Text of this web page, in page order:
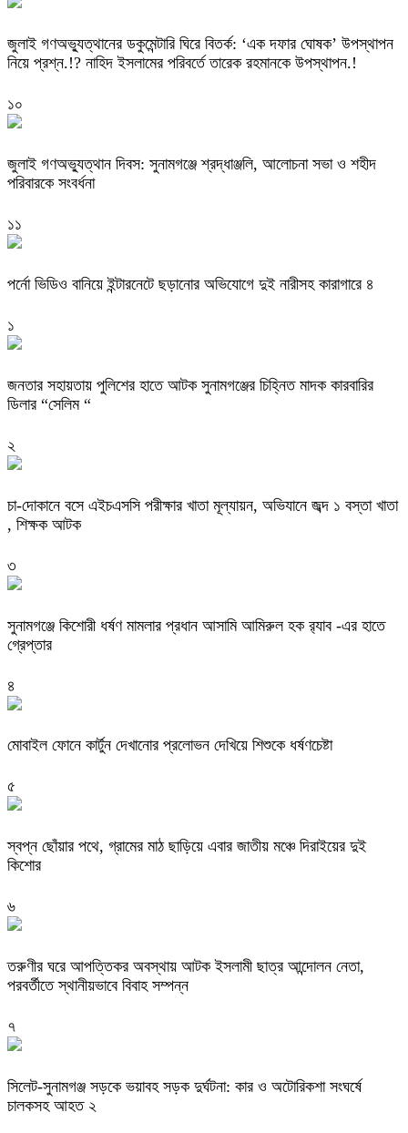
‎জুলাই গণঅভ্যুত্থানের ডকুমেন্টারি ঘিরে বিতর্ক: ‘এক দফার ঘোষক’ উপস্থাপন
নিয়ে প্রশ্ন.!? নাহিদ ইসলামের পরিবর্তে তারেক রহমানকে উপস্থাপন.!
১০
জুলাই গণঅভ্যুত্থান দিবস: সুনামগঞ্জে শ্রদ্ধাঞ্জলি, আলোচনা সভা ও শহীদ
পরিবারকে সংবর্ধনা
১১
পর্নো ভিডিও বানিয়ে ইন্টারনেটে ছড়ানোর অভিযোগে দুই নারীসহ কারাগারে ৪
১
জনতার সহায়তায় পুলিশের হাতে আটক সুনামগঞ্জের চিহ্নিত মাদক কারবারির
ডিলার “সেলিম “
২
চা-দোকানে বসে এইচএসসি পরীক্ষার খাতা মূল্যায়ন, অভিযানে জব্দ ১ বস্তা খাতা
, শিক্ষক আটক
৩
‎সুনামগঞ্জে কিশোরী ধর্ষণ মামলার প্রধান আসামি আমিরুল হক র‌্যাব -এর হাতে
গ্রেপ্তার
৪
মোবাইল ফোনে কার্টুন দেখানোর প্রলোভন দেখিয়ে শিশুকে ধর্ষণচেষ্টা
৫
স্বপ্ন ছোঁয়ার পথে, গ্রামের মাঠ ছাড়িয়ে এবার জাতীয় মঞ্চে দিরাইয়ের দুই
কিশোর
৬
তরুণীর ঘরে আপত্তিকর অবস্থায় আটক ইসলামী ছাত্র আন্দোলন নেতা,
পরবর্তীতে স্থানীয়ভাবে বিবাহ সম্পন্ন
৭
সিলেট-সুনামগঞ্জ সড়কে ভয়াবহ সড়ক দুর্ঘটনা: কার ও অটোরিকশা সংঘর্ষে
চালকসহ আহত ২